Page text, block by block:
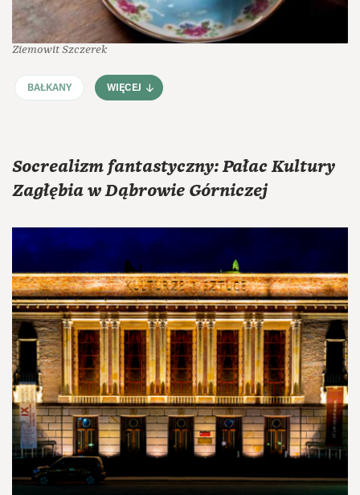
Ziemowit Szczerek
BAŁKANY WIĘCEJ
Socrealizm fantastyczny: Pałac Kultury
Zagłębia w Dąbrowie Górniczej